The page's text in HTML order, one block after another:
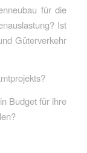
für die
Ist
Güterverkehr
Budget für ihre